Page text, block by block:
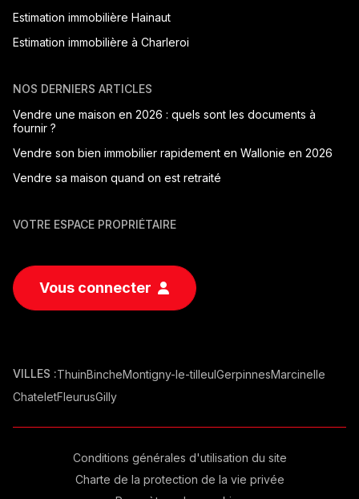
Estimation immobilière Hainaut
Estimation immobilière à Charleroi
NOS DERNIERS ARTICLES
Vendre une maison en 2026 : quels sont les documents à
fournir ?
Vendre son bien immobilier rapidement en Wallonie en 2026
Vendre sa maison quand on est retraité
VOTRE ESPACE PROPRIÉTAIRE
Vous connecter
VILLES :ThuinBincheMontigny-le-tilleulGerpinnesMarcinelle
ChateletFleurusGilly
Conditions générales d'utilisation du site
Charte de la protection de la vie privée